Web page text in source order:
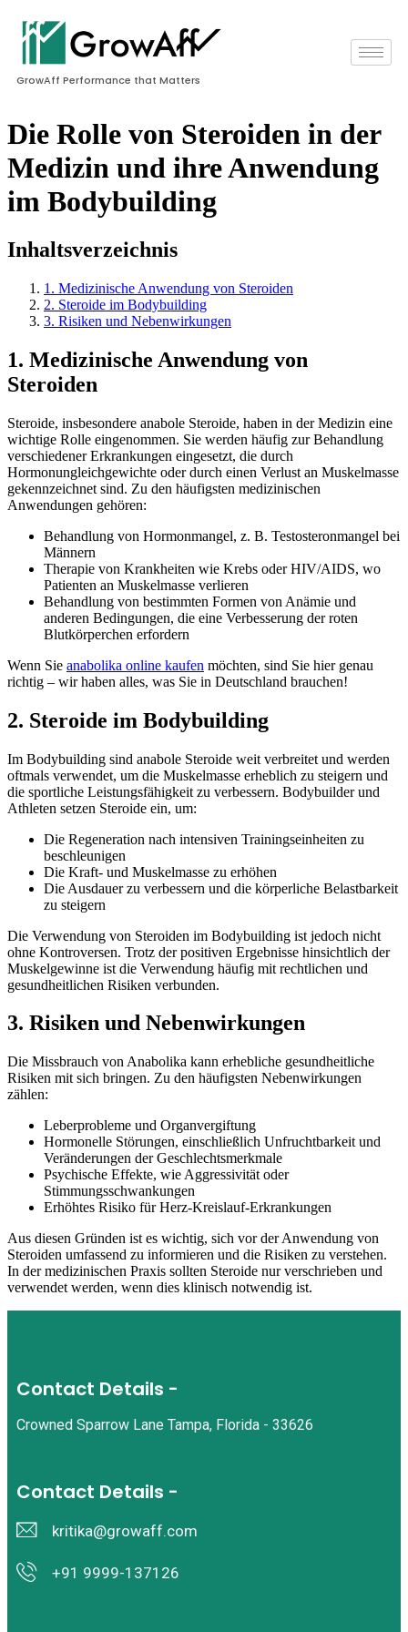
GrowAff Performance that Matters
Die Rolle von Steroiden in der
Medizin und ihre Anwendung
im Bodybuilding
Inhaltsverzeichnis
1. Medizinische Anwendung von Steroiden
2. Steroide im Bodybuilding
3. Risiken und Nebenwirkungen
1. Medizinische Anwendung von
Steroiden
Steroide, insbesondere anabole Steroide, haben in der Medizin eine
wichtige Rolle eingenommen. Sie werden häufig zur Behandlung
verschiedener Erkrankungen eingesetzt, die durch
Hormonungleichgewichte oder durch einen Verlust an Muskelmasse
gekennzeichnet sind. Zu den häufigsten medizinischen
Anwendungen gehören:
Behandlung von Hormonmangel, z. B. Testosteronmangel bei
Männern
Therapie von Krankheiten wie Krebs oder HIV/AIDS, wo
Patienten an Muskelmasse verlieren
Behandlung von bestimmten Formen von Anämie und
anderen Bedingungen, die eine Verbesserung der roten
Blutkörperchen erfordern
Wenn Sie anabolika online kaufen möchten, sind Sie hier genau
richtig – wir haben alles, was Sie in Deutschland brauchen!
2. Steroide im Bodybuilding
Im Bodybuilding sind anabole Steroide weit verbreitet und werden
oftmals verwendet, um die Muskelmasse erheblich zu steigern und
die sportliche Leistungsfähigkeit zu verbessern. Bodybuilder und
Athleten setzen Steroide ein, um:
Die Regeneration nach intensiven Trainingseinheiten zu
beschleunigen
Die Kraft- und Muskelmasse zu erhöhen
Die Ausdauer zu verbessern und die körperliche Belastbarkeit
zu steigern
Die Verwendung von Steroiden im Bodybuilding ist jedoch nicht
ohne Kontroversen. Trotz der positiven Ergebnisse hinsichtlich der
Muskelgewinne ist die Verwendung häufig mit rechtlichen und
gesundheitlichen Risiken verbunden.
3. Risiken und Nebenwirkungen
Die Missbrauch von Anabolika kann erhebliche gesundheitliche
Risiken mit sich bringen. Zu den häufigsten Nebenwirkungen
zählen:
Leberprobleme und Organvergiftung
Hormonelle Störungen, einschließlich Unfruchtbarkeit und
Veränderungen der Geschlechtsmerkmale
Psychische Effekte, wie Aggressivität oder
Stimmungsschwankungen
Erhöhtes Risiko für Herz-Kreislauf-Erkrankungen
Aus diesen Gründen ist es wichtig, sich vor der Anwendung von
Steroiden umfassend zu informieren und die Risiken zu verstehen.
In der medizinischen Praxis sollten Steroide nur verschrieben und
verwendet werden, wenn dies klinisch notwendig ist.
Contact Details -
Crowned Sparrow Lane Tampa, Florida - 33626
Contact Details -
kritika@growaff.com
+91 9999-137126